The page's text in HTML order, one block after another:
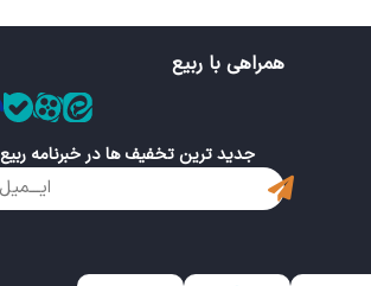
همراهی با ربیع
جدید ترین تخفیف ها در خبرنامه ربیع